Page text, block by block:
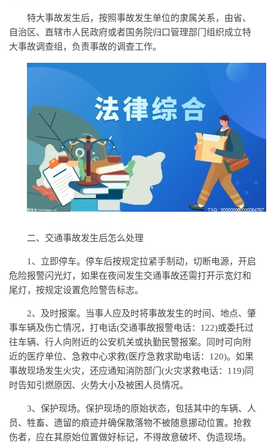
特大事故发生后，按照事故发生单位的隶属关系，由省、
自治区、直辖市人民政府或者国务院归口管理部门组织成立特
大事故调查组，负责事故的调查工作。
二、交通事故发生后怎么处理
1、立即停车。停车后按规定拉紧手制动，切断电源，开启
危险报警闪光灯，如果在夜间发生交通事故还需打开示宽灯和
尾灯，按规定设置危险警告标志。
2、及时报案。当事人应及时将事故发生的时间、地点、肇
事车辆及伤亡情况，打电话(交通事故报警电话：122)或委托过
往车辆、行人向附近的公安机关或执勤民警报案。同时可向附
近的医疗单位、急救中心求救(医疗急救求助电话：120)。如果
事故现场发生火灾，还应通知消防部门(火灾求救电话：119)同
时告知引燃原因、火势大小及被困人员情况。
3、保护现场。保护现场的原始状态，包括其中的车辆、人
员、牲畜、遗留的痕迹并确保散落物不被随意挪动位置。抢救
伤者，应在其原始位置做好标记，不得故意破坏、伪造现场。